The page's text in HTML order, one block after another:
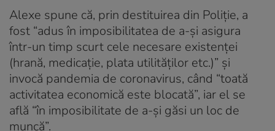
Alexe spune că, prin destituirea din Poliţie, a
fost “adus în imposibilitatea de a-și asigura
într-un timp scurt cele necesare existenței
(hrană, medicație, plata utilităților etc.)” şi
invocă pandemia de coronavirus, când “toată
activitatea economică este blocată”, iar el se
află “în imposibilitate de a-și găsi un loc de
muncă”.